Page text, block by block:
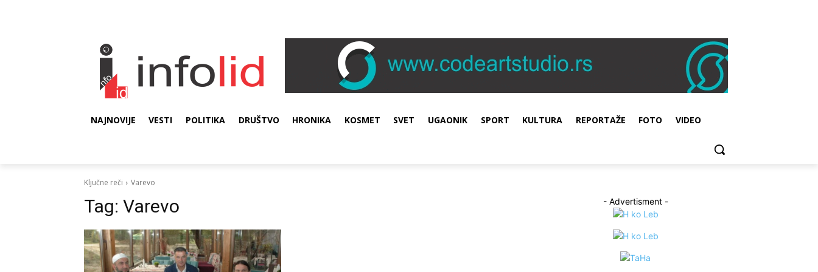
NAJNOVIJE VESTI POLITIKA DRUŠTVO HRONIKA KOSMET SVET UGAONIK SPORT KULTURA REPORTAŽE FOTO VIDEO
Ključne reči Varevo
Tag: Varevo - Advertisment -